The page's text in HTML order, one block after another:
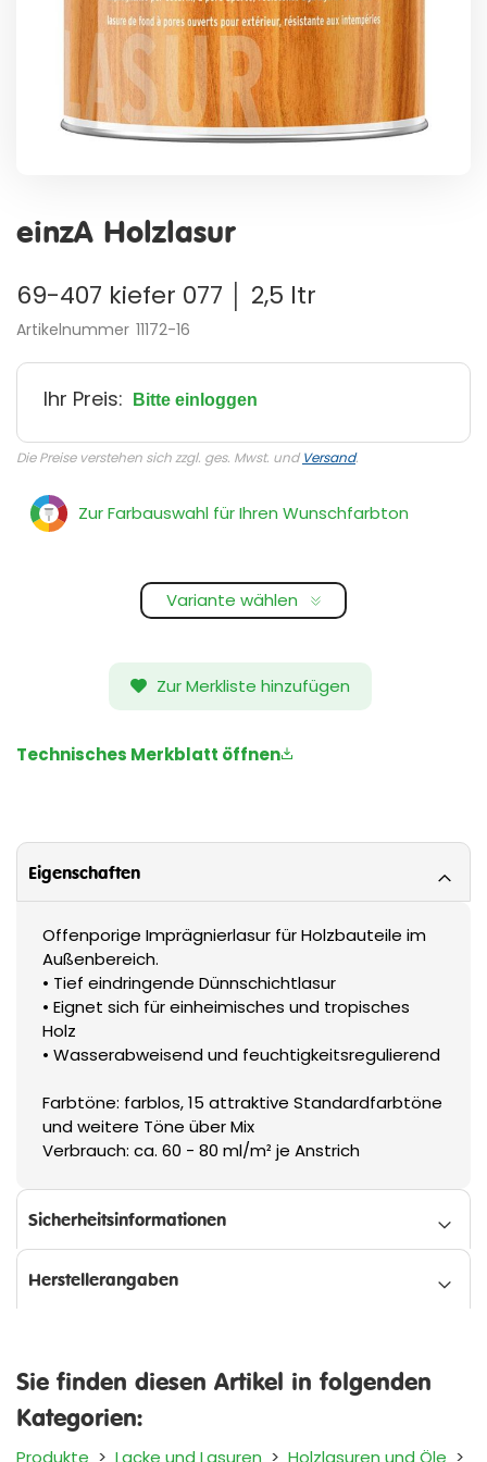
der
einzA Holzlasur
69-407 kiefer 077 │ 2,5 ltr
Artikelnummer 11172-16
Ihr Preis: Bitte einloggen
Die Preise verstehen sich zzgl. ges. Mwst. und Versand.
Zur Farbauswahl für Ihren Wunschfarbton
Variante wählen
Zur Merkliste hinzufügen
Technisches Merkblatt öffnen
Eigenschaften
Offenporige Imprägnierlasur für Holzbauteile im
Außenbereich.
• Tief eindringende Dünnschichtlasur
• Eignet sich für einheimisches und tropisches
Holz
• Wasserabweisend und feuchtigkeitsregulierend
Farbtöne: farblos, 15 attraktive Standardfarbtöne
und weitere Töne über Mix
Verbrauch: ca. 60 - 80 ml/m² je Anstrich
Sicherheitsinformationen
Herstellerangaben
Sie finden diesen Artikel in folgenden
Kategorien:
Produkte > Lacke und Lasuren > Holzlasuren und Öle >